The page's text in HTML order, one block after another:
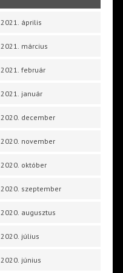
2021. április
2021. március
2021. február
2021. január
2020. december
2020. november
2020. október
2020. szeptember
2020. augusztus
2020. július
2020. június